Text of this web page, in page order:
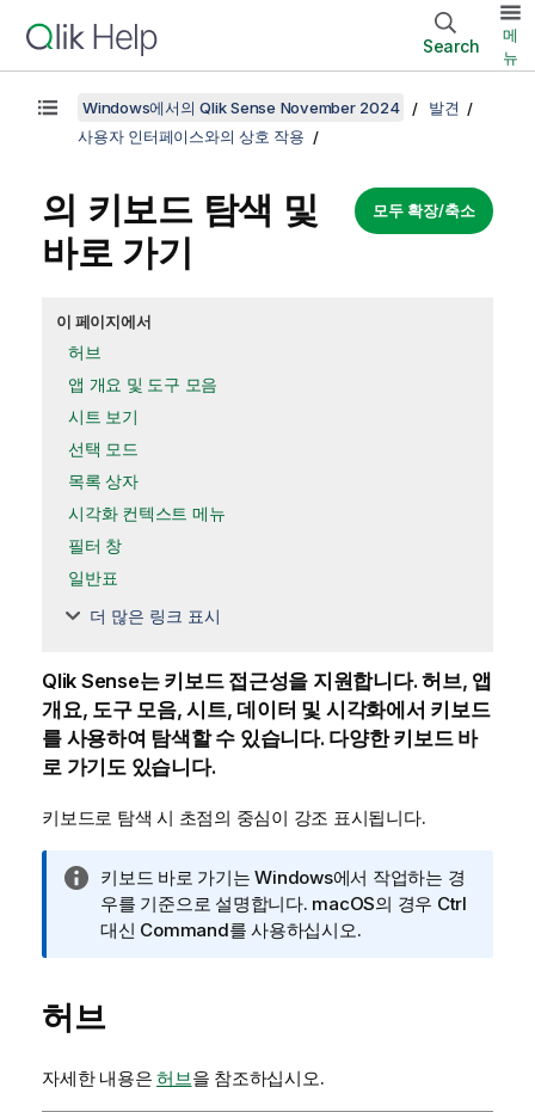
Search
메
뉴
Windows에서의 Qlik Sense November 2024
발견
사용자 인터페이스와의 상호 작용
모두 확장/축소
의 키보드 탐색 및
바로 가기
이 페이지에서
허브
앱 개요 및 도구 모음
시트 보기
선택 모드
목록 상자
시각화 컨텍스트 메뉴
필터 창
일반표
더 많은 링크 표시
Qlik Sense는 키보드 접근성을 지원합니다. 허브, 앱
개요, 도구 모음, 시트, 데이터 및 시각화에서 키보드
를 사용하여 탐색할 수 있습니다. 다양한 키보드 바
로 가기도 있습니다.
키보드로 탐색 시 초점의 중심이 강조 표시됩니다.
정
보
메
키보드 바로 가기는Windows에서 작업하는 경
우를 기준으로 설명합니다. macOS의 경우 Ctrl
대신 Command를 사용하십시오.
허브
자세한 내용은 허브을 참조하십시오.